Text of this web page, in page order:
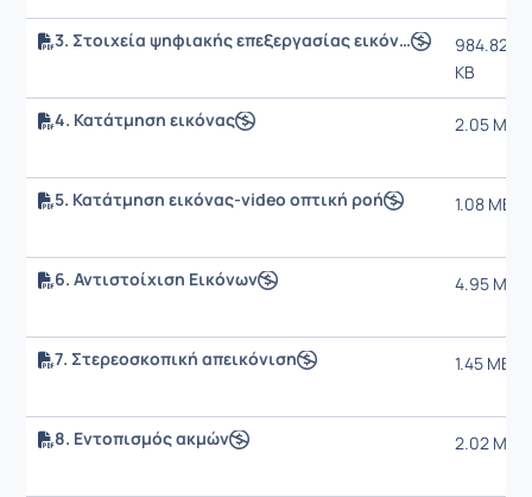
3. Στοιχεία ψηφιακής επεξεργασίας εικόνας ΙΙ
984.82
KB
4. Κατάτμηση εικόνας 2.05 MB
5. Κατάτμηση εικόνας-video οπτική ροή 1.08 MB
6. Αντιστοίχιση Εικόνων 4.95 MB
7. Στερεοσκοπική απεικόνιση 1.45 MB
8. Εντοπισμός ακμών 2.02 MB